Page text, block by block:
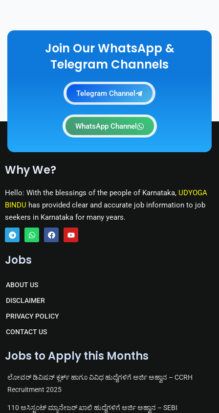
Join Our WhatsApp &
Telegram Channels
Telegram Channel
WhatsApp Channel
Why We?
Hello: With the blessings of the people of Karnataka, UDYOGA
BINDU has provided clear and accurate job information to job
seekers in Karnataka for many years.
T
l
r
a
m
W
a
a
p
p
F Y
Jobs
ABOUT US
DISCLAIMER
PRIVACY POLICY
CONTACT US
Jobs to Apply this Months
ಲೋವರ್ ಡಿವಿಷನ್ ಕ್ಲರ್ಕ್ ಹಾಗೂ ವಿವಿಧ ಹುದ್ದೆಗಳಿಗೆ ಅರ್ಜಿ ಅಹ್ವಾನ – CCRH
Recruitment 2025
110 ಅಸಿಸ್ಟಂಟ್ ಮ್ಯಾನೇಜರ್ ಖಾಲಿ ಹುದ್ದೆಗಳಿಗೆ ಅರ್ಜಿ ಅಹ್ವಾನ – SEBI